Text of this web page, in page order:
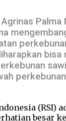
Agrinas
bisa
(RSI)
besar